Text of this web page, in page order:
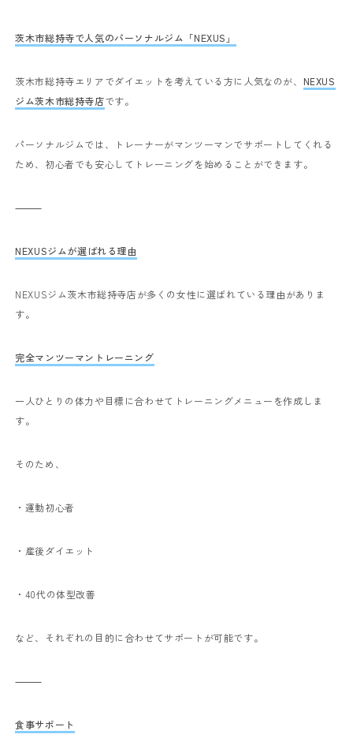
茨木市総持寺で人気のパーソナルジム「NEXUS」
茨木市総持寺エリアでダイエットを考えている方に人気なのが、 NEXUS
ジム茨木市総持寺店です。
パーソナルジムでは、トレーナーがマンツーマンでサポートしてくれる
ため、初心者でも安心してトレーニングを始めることができます。
⸻
NEXUSジムが選ばれる理由
NEXUSジム茨木市総持寺店が多くの女性に選ばれている理由がありま
す。
完全マンツーマントレーニング
一人ひとりの体力や目標に合わせてトレーニングメニューを作成しま
す。
そのため、
・運動初心者
・産後ダイエット
・40代の体型改善
など、それぞれの目的に合わせてサポートが可能です。
⸻
食事サポート